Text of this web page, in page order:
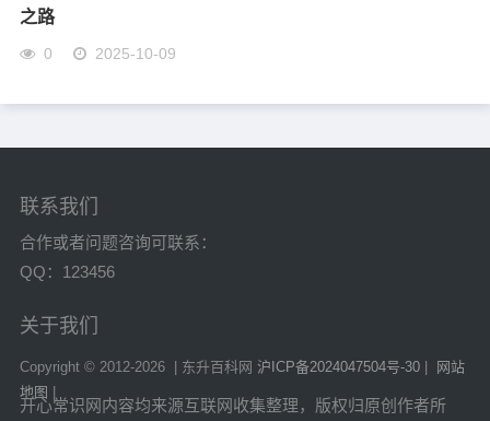
之路
0 2025-10-09
联系我们
合作或者问题咨询可联系：
QQ：123456
关于我们
Copyright © 2012-2026 | 东升百科网 沪ICP备2024047504号-30|
网站
地图
开心常识网内容均来源互联网收集整理，版权归原创作者所